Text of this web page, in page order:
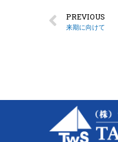
PREVIOUS
来期に向けて